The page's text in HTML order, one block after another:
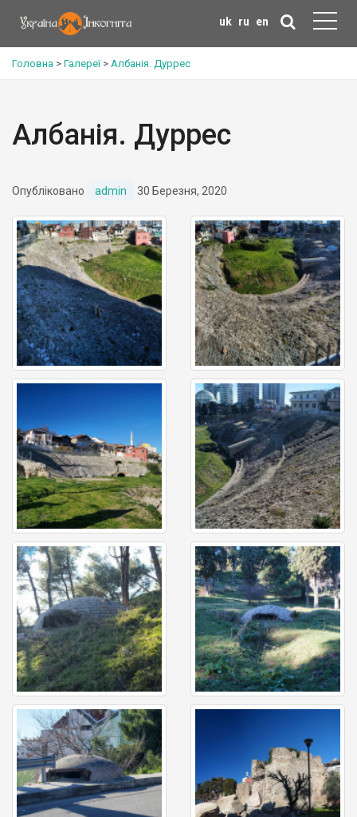
uk ru en
Головна > Галереї> Албанія. Дуррес
Албанія. Дуррес
Опубліковано admin 30 Березня, 2020